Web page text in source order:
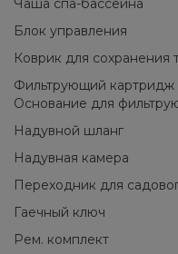
Чаша спа-бассейна
Блок управления
Коврик для сохранения
Фильтрующий картридж
Основание для
Надувной шланг
Надувная камера
Переходник для
Гаечный ключ
Рем. комплект